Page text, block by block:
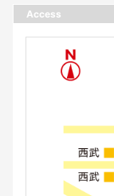
Access